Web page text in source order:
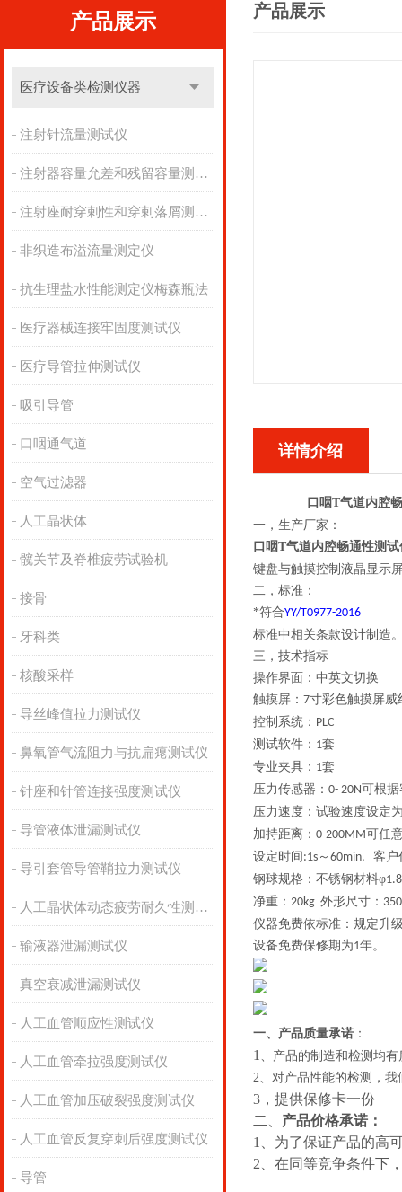
产品展示
医疗设备类检测仪器
注射针流量测试仪
注射器容量允差和残留容量测试仪
注射座耐穿剌性和穿剌落屑测试仪
非织造布溢流量测定仪
抗生理盐水性能测定仪梅森瓶法
医疗器械连接牢固度测试仪
医疗导管拉伸测试仪
吸引导管
口咽通气道
空气过滤器
人工晶状体
髋关节及脊椎疲劳试验机
接骨
牙科类
核酸采样
导丝峰值拉力测试仪
鼻氧管气流阻力与抗扁瘪测试仪
针座和针管连接强度测试仪
导管液体泄漏测试仪
导引套管导管鞘拉力测试仪
人工晶状体动态疲劳耐久性测试仪
输液器泄漏测试仪
真空衰减泄漏测试仪
人工血管顺应性测试仪
人工血管牵拉强度测试仪
人工血管加压破裂强度测试仪
人工血管反复穿刺后强度测试仪
导管
产品展示
详情介绍
口咽T气道内腔
一， 生产厂家：
口咽T气道内腔畅通性测试
键盘与触摸控制液晶显示
二， 标准：
*符合YY/T0977-2016
标准中相关条款设计制造
三， 技术指标
操作界面 ： 中英文切换
触摸屏： 7寸彩色触摸屏威
控制系统： PLC
测试软件： 1套
专业夹具： 1套
压力传感器： 0- 20N可根
压力速度： 试验速度设定
加持距离： 0-200MM可任
设定时间 :1s ～ 60min, 客户
钢球规格：不锈钢材料φ
净重： 20kg 外形尺寸： 350
仪器免费依标准：规定升
设备免费保修期为1年。
一、 产品质量承诺 ：
1 、产品的制造和检测均
2、对产品性能的检测，
3 ，提供保修卡一份
二、 产品价格承诺：
1
、为了保证产品的高
2 、在同等竞争条件下